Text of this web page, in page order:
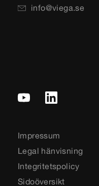
info@viega.se
Impressum
Legal hänvisning
Integritetspolicy
Sidoöversikt